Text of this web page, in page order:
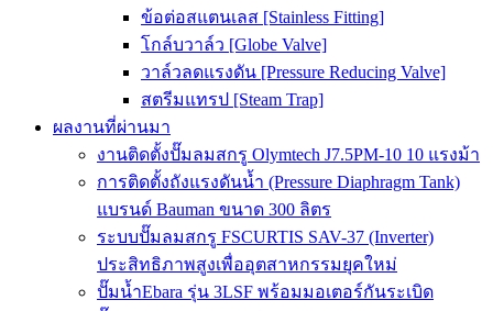
ข้อต่อสแตนเลส [Stainless Fitting]
โกล์บวาล์ว [Globe Valve]
วาล์วลดแรงดัน [Pressure Reducing Valve]
สตรีมแทรป [Steam Trap]
ผลงานที่ผ่านมา
งานติดตั้งปั๊มลมสกรู Olymtech J7.5PM-10 10 แรงม้า
การติดตั้งถังแรงดันน้ำ (Pressure Diaphragm Tank)
แบรนด์ Bauman ขนาด 300 ลิตร
ระบบปั๊มลมสกรู FSCURTIS SAV-37 (Inverter)
ประสิทธิภาพสูงเพื่ออุตสาหกรรมยุคใหม่
ปั๊มน้ำEbara รุ่น 3LSF พร้อมมอเตอร์กันระเบิด